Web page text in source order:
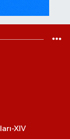
XIV